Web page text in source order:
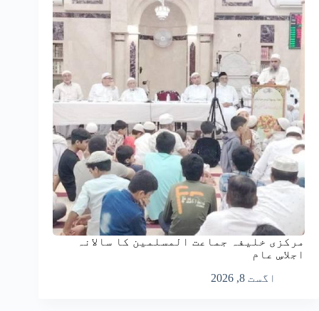
مرکزی خلیفہ جماعت المسلمین کا سالانہ
اجلاسِ عام
اگست 8, 2026